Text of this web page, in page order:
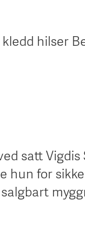
hilser
satt
hun for